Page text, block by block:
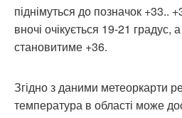
піднімуться до позначок +33..
вночі очікується 19-21
становитиме +36.
Згідно з даними метеоркарти
температура в області може